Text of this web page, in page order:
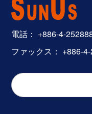
電話： +886-4-
ファックス： +886-